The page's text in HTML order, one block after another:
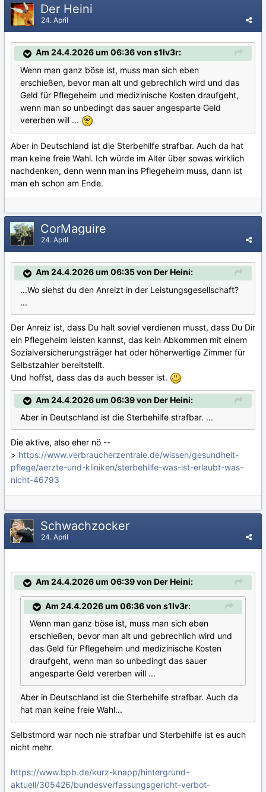
Der Heini
24. April
Am 24.4.2026 um 06:36 von s1lv3r:
Wenn man ganz böse ist, muss man sich eben
erschießen, bevor man alt und gebrechlich wird und das
Geld für Pflegeheim und medizinische Kosten draufgeht,
wenn man so unbedingt das sauer angesparte Geld
vererben will ...
Aber in Deutschland ist die Sterbehilfe strafbar. Auch da hat
man keine freie Wahl. Ich würde im Alter über sowas wirklich
nachdenken, denn wenn man ins Pflegeheim muss, dann ist
man eh schon am Ende.
CorMaguire
24. April
Am 24.4.2026 um 06:35 von Der Heini:
...Wo siehst du den Anreizt in der Leistungsgesellschaft?
...
Der Anreiz ist, dass Du halt soviel verdienen musst, dass Du Dir
ein Pflegeheim leisten kannst, das kein Abkommen mit einem
Sozialversicherungsträger hat oder höherwertige Zimmer für
Selbstzahler bereitstellt.
Und hoffst, dass das da auch besser ist.
Am 24.4.2026 um 06:39 von Der Heini:
Aber in Deutschland ist die Sterbehilfe strafbar. ...
Die aktive, also eher nö --
> https://www.verbraucherzentrale.de/wissen/gesundheit-
pflege/aerzte-und-kliniken/sterbehilfe-was-ist-erlaubt-was-
nicht-46793
Schwachzocker
24. April
Am 24.4.2026 um 06:39 von Der Heini:
Am 24.4.2026 um 06:36 von s1lv3r:
Wenn man ganz böse ist, muss man sich eben
erschießen, bevor man alt und gebrechlich wird und
das Geld für Pflegeheim und medizinische Kosten
draufgeht, wenn man so unbedingt das sauer
angesparte Geld vererben will ...
Aber in Deutschland ist die Sterbehilfe strafbar. Auch da
hat man keine freie Wahl...
Selbstmord war noch nie strafbar und Sterbehilfe ist es auch
nicht mehr.
https://www.bpb.de/kurz-knapp/hintergrund-
aktuell/305426/bundesverfassungsgericht-verbot-